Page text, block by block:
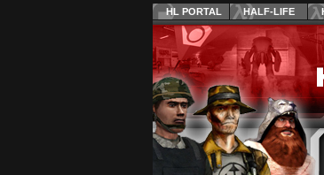
HL PORTAL HALF-LIFE